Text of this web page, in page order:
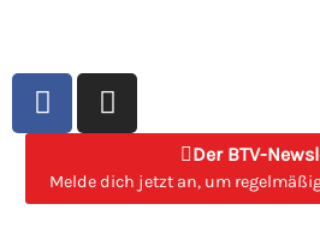
F
a
e
b
I
n
t
a
Der BTV-
Melde dich jetzt an, um